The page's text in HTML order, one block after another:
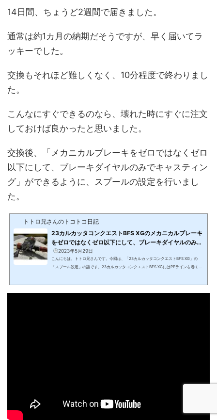
14日間、ちょうど2週間で届きました。
通常は約1カ月の納期だそうですが、早く届いてラ
ッキーでした。
交換もそれほど難しくなく、10分程度で終わりまし
た。
こんなにすぐできるのなら、壊れた時にすぐに注文
しておけば良かったと思いました。
交換後、「メカニカルブレーキをゼロではなくゼロ
以下にして、ブレーキダイヤルのみでキャスティン
グ」ができるように、スプールの設定を行いまし
た。
トトロ兄さんのトコトコ日記
23カルカッタコンクエストBFS XGのメカニカルブレーキ
をゼロではなくゼロ以下にして、ブレーキダイヤルのみで
キャスティングをしたら、バックラッシュが激減した話
（渓流ベイトフィネス）
2023年5月29日
こんにちは、トトロ兄さんです。今回は、「23カルカッタコンクエストBFS XG」の
「スプール設定」の話です。23カルカッタコンクエストBFS XGにはPEラインを巻く